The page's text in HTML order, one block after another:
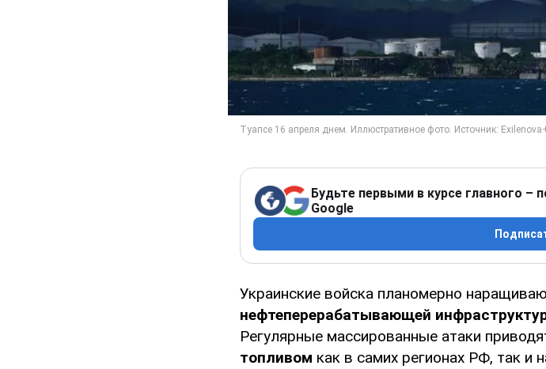
Будьте первыми в курсе главного –
Google
Украинские войска планомерно
нефтеперерабатывающей
Регулярные массированные атаки
топливом как в самих регионах РФ, так и